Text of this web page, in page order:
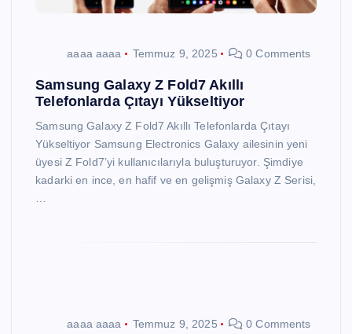
aaaa aaaa Temmuz 9, 2025 0 Comments
Samsung Galaxy Z Fold7 Akıllı
Telefonlarda Çıtayı Yükseltiyor
Samsung Galaxy Z Fold7 Akıllı Telefonlarda Çıtayı
Yükseltiyor Samsung Electronics Galaxy ailesinin yeni
üyesi Z Fold7’yi kullanıcılarıyla buluşturuyor. Şimdiye
kadarki en ince, en hafif ve en gelişmiş Galaxy Z Serisi,
aaaa aaaa Temmuz 9, 2025 0 Comments